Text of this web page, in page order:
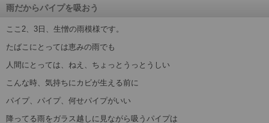
雨だからパイプを吸おう
ここ2、3日、生憎の雨模様です。
たばこにとっては恵みの雨でも
人間にとっては、ねえ、ちょっとうっとうしい
こんな時、気持ちにカビが生える前に
パイプ、パイプ、何せパイプがいい
降ってる雨をガラス越しに見ながら吸うパイプは